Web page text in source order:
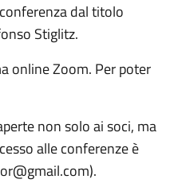
dal titolo
Stiglitz.
online Zoom. Per poter
non solo ai soci, ma
alle conferenze è